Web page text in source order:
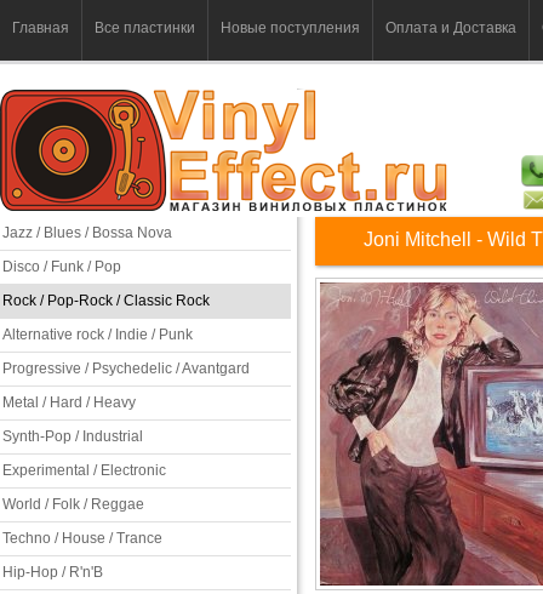
Главная Все пластинки Новые поступления Оплата и Доставка
Jazz / Blues / Bossa Nova
Disco / Funk / Pop
Rock / Pop-Rock / Classic Rock
Alternative rock / Indie / Punk
Progressive / Psychedelic / Avantgard
Metal / Hard / Heavy
Synth-Pop / Industrial
Experimental / Electronic
World / Folk / Reggae
Techno / House / Trance
Hip-Hop / R'n'B
Joni Mitchell - Wild